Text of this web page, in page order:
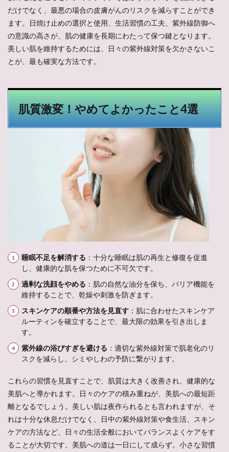
だけでなく、最悪の場合の皮膚がんのリスクを減らすことができ
ます。日焼け止めの選択と使用、生活習慣の工夫、紫外線防御へ
の意識の高さが、肌の健康を長期にわたって保つ鍵となります。
美しい肌を維持するためには、日々の紫外線対策を欠かさないこ
とが、最も確実な方法です。
肌質激変！やめてよかったこと4選
睡眠不足を解消する ：十分な睡眠は肌の再生と修復を促進
し、健康的な肌を保つために不可欠です。
過剰な洗顔をやめる ：肌の自然な油分を保ち、バリア機能を
維持することで、乾燥や刺激を防ぎます。
スキンケアの順番や方法を見直す ：肌に合わせたスキンケア
ルーティンを確立することで、最大限の効果を引き出しま
す。
紫外線の浴びすぎを避ける ：適切な紫外線対策で肌老化のリ
スクを減らし、シミやしわの予防に繋がります。
これらの習慣を見直すことで、肌質は大きく改善され、健康的な
美肌へと導かれます。日々のケアの積み重ねが、美肌への最短距
離となるでしょう。美しい肌は夜作られるとも言われますが、そ
れは十分な休息だけでなく、日中の紫外線対策や食生活、スキン
ケアの方法など、日々の生活全般においてバランスよくケアをす
ることが大切です。美肌への道は一日にして成らず。小さな習慣